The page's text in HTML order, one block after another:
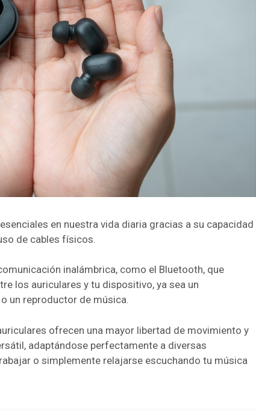
en nuestra vida diaria gracias a su capacidad
de cables físicos.
inalámbrica, como el Bluetooth, que
los auriculares y tu dispositivo, ya sea un
un reproductor de música.
ofrecen una mayor libertad de movimiento y
adaptándose perfectamente a diversas
o simplemente relajarse escuchando tu música